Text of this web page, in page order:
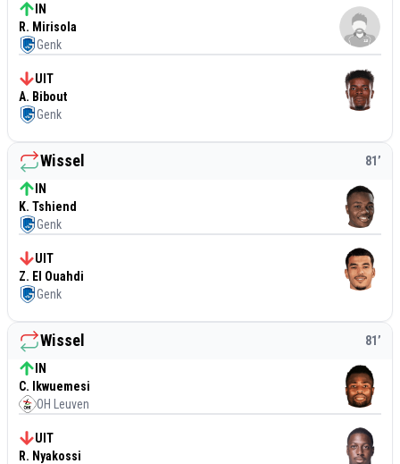
IN
R. Mirisola
Genk
UIT
A. Bibout
Genk
Wissel 81’
IN
K. Tshiend
Genk
UIT
Z. El Ouahdi
Genk
Wissel 81’
IN
C. Ikwuemesi
OH Leuven
UIT
R. Nyakossi